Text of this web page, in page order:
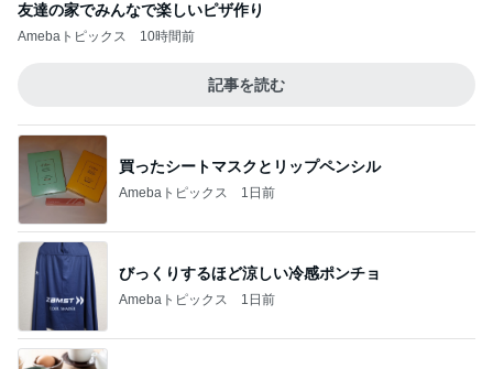
友達の家でみんなで楽しいピザ作り
Amebaトピックス 10時間前
記事を読む
買ったシートマスクとリップペンシル
Amebaトピックス 1日前
びっくりするほど涼しい冷感ポンチョ
Amebaトピックス 1日前